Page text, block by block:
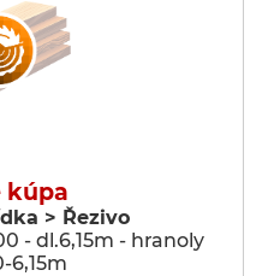
kúpa
> Řezivo
- dl.6,15m - hranoly
6,15m